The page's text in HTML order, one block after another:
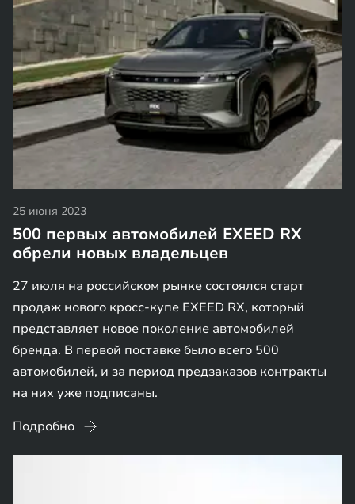
25 июня 2023
500 первых автомобилей EXEED RX
обрели новых владельцев
27 июля на российском рынке состоялся старт
продаж нового кросс-купе EXEED RX, который
представляет новое поколение автомобилей
бренда. В первой поставке было всего 500
автомобилей, и за период предзаказов контракты
на них уже подписаны.
Подробно